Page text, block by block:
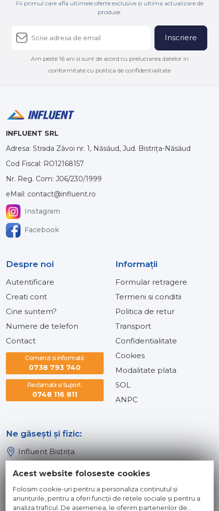
Fii primul care afla ultimele oferte exclusive și ultima actualizare de
produse.
Inscriere
Am peste 16 ani si sunt de acord cu prelucrarea datelor in
conformitate cu politica de confidentialitate
INFLUENT SRL
Adresa: Strada Zăvoi nr. 1, Năsăud, Jud. Bistrița-Năsăud
Cod Fiscal: RO12168157
Nr. Reg. Com: J06/230/1999
eMail: contact@influent.ro
Instagram
Facebook
Despre noi
Autentificare
Creati cont
Cine suntem?
Numere de telefon
Contact
Comenzi si informatii:
0738 793 740
Reclamatii si Suport:
0748 116 811
Informaţii
Formular retragere
Termeni si conditii
Politica de retur
Transport
Confidentialitate
Cookies
Modalitate plata
SOL
ANPC
Ne găsești și fizic:
Influent Bistrița
Influent Dej
Acest website foloseste cookies
Folosim cookie-uri pentru a personaliza conținutul și
anunțurile, pentru a oferi funcții de rețele sociale și pentru a
analiza traficul. De asemenea, le oferim partenerilor de